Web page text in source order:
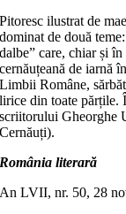
Pitoresc ilustrat de
dominat de două
dalbe” care, chiar și
cernăuțeană de iarnă
Limbii Române,
lirice din toate părțile.
scriitorului Gheorghe
Cernăuți).
România literară
An LVII, nr. 50, 28